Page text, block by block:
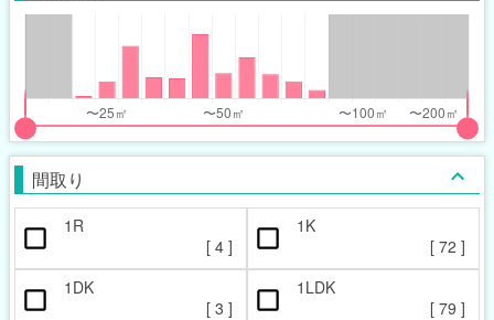
間取り
1R
[ 4 ]
1K
[ 72 ]
1DK
[ 3 ]
1LDK
[ 79 ]